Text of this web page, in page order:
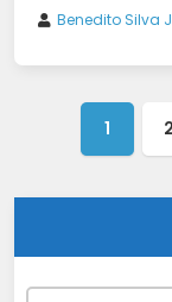
Benedito Silva
1 2